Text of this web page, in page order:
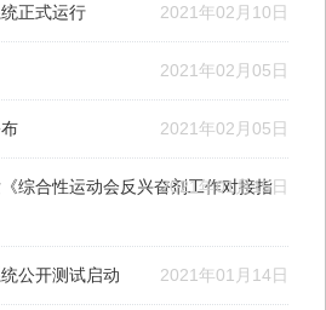
正式运行 2021年02月10日
2021年02月05日
2021年02月05日
综合性运动会反兴奋剂工作对接指
2021年01月15日
公开测试启动 2021年01月14日